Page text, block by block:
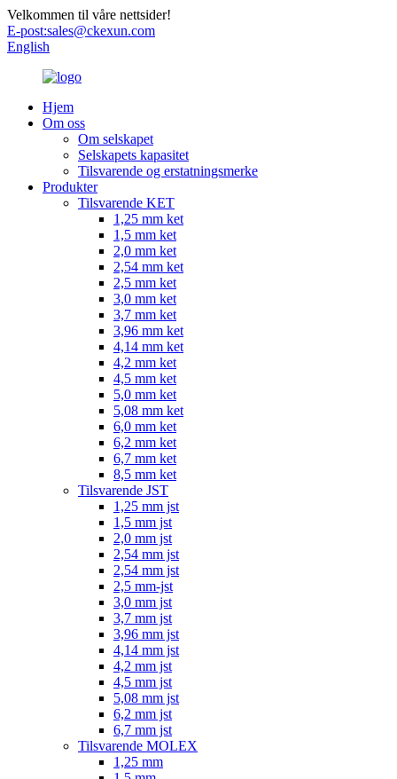
Velkommen til våre nettsider!
E-post:sales@ckexun.com
English
Hjem
Om oss
Om selskapet
Selskapets kapasitet
Tilsvarende og erstatningsmerke
Produkter
Tilsvarende KET
1,25 mm ket
1,5 mm ket
2,0 mm ket
2,54 mm ket
2,5 mm ket
3,0 mm ket
3,7 mm ket
3,96 mm ket
4,14 mm ket
4,2 mm ket
4,5 mm ket
5,0 mm ket
5,08 mm ket
6,0 mm ket
6,2 mm ket
6,7 mm ket
8,5 mm ket
Tilsvarende JST
1,25 mm jst
1,5 mm jst
2,0 mm jst
2,54 mm jst
2,54 mm jst
2,5 mm-jst
3,0 mm jst
3,7 mm jst
3,96 mm jst
4,14 mm jst
4,2 mm jst
4,5 mm jst
5,08 mm jst
6,2 mm jst
6,7 mm jst
Tilsvarende MOLEX
1,25 mm